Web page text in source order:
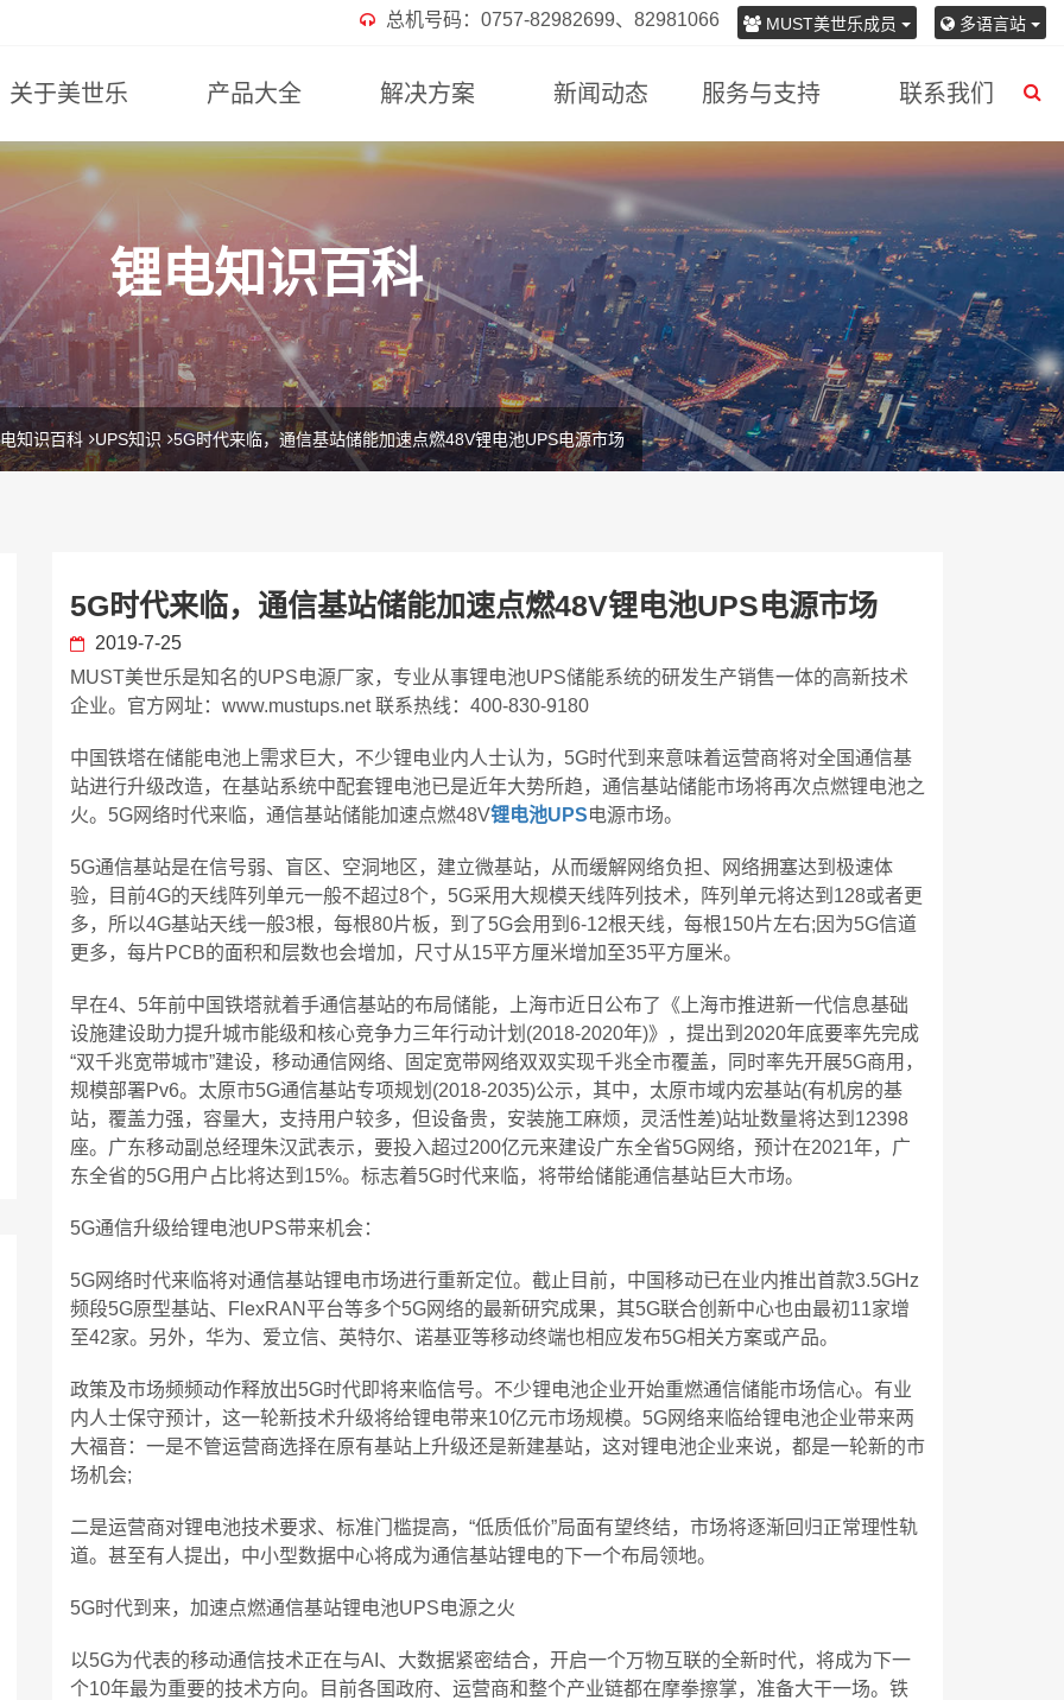
多语言站
MUST美世乐成员
总机号码：0757-82982699、82981066
关于美世乐 产品大全 解决方案 新闻动态 服务与支持 联系我们
锂电知识百科
知识百科 UPS知识 5G时代来临，通信基站储能加速点燃48V锂电池UPS电源市场
5G时代来临，通信基站储能加速点燃48V锂电池UPS电源市场
2019-7-25
MUST美世乐是知名的UPS电源厂家，专业从事锂电池UPS储能系统的研发生产销售一体的高新技术
企业。官方网址：www.mustups.net 联系热线：400-830-9180
中国铁塔在储能电池上需求巨大，不少锂电业内人士认为，5G时代到来意味着运营商将对全国通信基
站进行升级改造，在基站系统中配套锂电池已是近年大势所趋，通信基站储能市场将再次点燃锂电池之
火。5G网络时代来临，通信基站储能加速点燃48V锂电池UPS电源市场。
5G通信基站是在信号弱、盲区、空洞地区，建立微基站，从而缓解网络负担、网络拥塞达到极速体
验，目前4G的天线阵列单元一般不超过8个，5G采用大规模天线阵列技术，阵列单元将达到128或者更
多，所以4G基站天线一般3根，每根80片板，到了5G会用到6-12根天线，每根150片左右;因为5G信道
更多，每片PCB的面积和层数也会增加，尺寸从15平方厘米增加至35平方厘米。
早在4、5年前中国铁塔就着手通信基站的布局储能，上海市近日公布了《上海市推进新一代信息基础
设施建设助力提升城市能级和核心竞争力三年行动计划(2018-2020年)》，提出到2020年底要率先完成
“双千兆宽带城市”建设，移动通信网络、固定宽带网络双双实现千兆全市覆盖，同时率先开展5G商用，
规模部署Pv6。太原市5G通信基站专项规划(2018-2035)公示，其中，太原市域内宏基站(有机房的基
站，覆盖力强，容量大，支持用户较多，但设备贵，安装施工麻烦，灵活性差)站址数量将达到12398
座。广东移动副总经理朱汉武表示，要投入超过200亿元来建设广东全省5G网络，预计在2021年，广
东全省的5G用户占比将达到15%。标志着5G时代来临，将带给储能通信基站巨大市场。
5G通信升级给锂电池UPS带来机会：
5G网络时代来临将对通信基站锂电市场进行重新定位。截止目前，中国移动已在业内推出首款3.5GHz
频段5G原型基站、FlexRAN平台等多个5G网络的最新研究成果，其5G联合创新中心也由最初11家增
至42家。另外，华为、爱立信、英特尔、诺基亚等移动终端也相应发布5G相关方案或产品。
政策及市场频频动作释放出5G时代即将来临信号。不少锂电池企业开始重燃通信储能市场信心。有业
内人士保守预计，这一轮新技术升级将给锂电带来10亿元市场规模。5G网络来临给锂电池企业带来两
大福音：一是不管运营商选择在原有基站上升级还是新建基站，这对锂电池企业来说，都是一轮新的市
场机会;
二是运营商对锂电池技术要求、标准门槛提高，“低质低价”局面有望终结，市场将逐渐回归正常理性轨
道。甚至有人提出，中小型数据中心将成为通信基站锂电的下一个布局领地。
5G时代到来，加速点燃通信基站锂电池UPS电源之火
以5G为代表的移动通信技术正在与AI、大数据紧密结合，开启一个万物互联的全新时代，将成为下一
个10年最为重要的技术方向。目前各国政府、运营商和整个产业链都在摩拳擦掌，准备大干一场。铁